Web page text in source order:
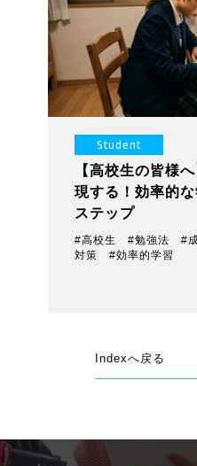
Student
【高校生の皆様
現する！効率的
ステップ
#高校生 #勉強法 #
対策 #効率的学習
Indexへ戻る